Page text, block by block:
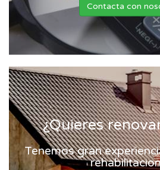
Contacta con
¿Quieres
Tenemos gran